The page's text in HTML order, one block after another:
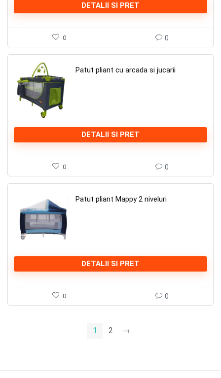
DETALII SI PRET
0 0
Patut pliant cu arcada si jucarii
DETALII SI PRET
0 0
Patut pliant Mappy 2 niveluri
DETALII SI PRET
0 0
1 2 →